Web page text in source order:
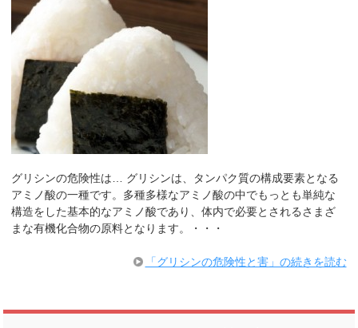
グリシンの危険性は… グリシンは、タンパク質の構成要素となる
アミノ酸の一種です。多種多様なアミノ酸の中でもっとも単純な
構造をした基本的なアミノ酸であり、体内で必要とされるさまざ
まな有機化合物の原料となります。・・・
「グリシンの危険性と害」の続きを読む